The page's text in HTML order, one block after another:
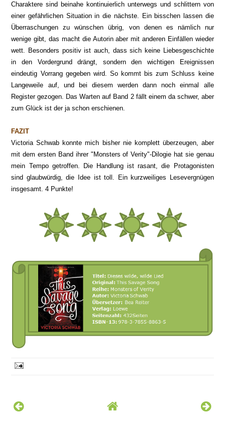
Charaktere sind beinahe kontinuierlich unterwegs und schlittern von
einer gefährlichen Situation in die nächste. Ein bisschen lassen die
Überraschungen zu wünschen übrig, von denen es nämlich nur
wenige gibt, das macht die Autorin aber mit anderen Einfällen wieder
wett. Besonders positiv ist auch, dass sich keine Liebesgeschichte
in den Vordergrund drängt, sondern den wichtigen Ereignissen
eindeutig Vorrang gegeben wird. So kommt bis zum Schluss keine
Langeweile auf, und bei diesem werden dann noch einmal alle
Register gezogen. Das Warten auf Band 2 fällt einem da schwer, aber
zum Glück ist der ja schon erschienen.
FAZIT
Victoria Schwab konnte mich bisher nie komplett überzeugen, aber
mit dem ersten Band ihrer "Monsters of Verity"-Dilogie hat sie genau
mein Tempo getroffen. Die Handlung ist rasant, die Protagonisten
sind glaubwürdig, die Idee ist toll. Ein kurzweiliges Lesevergnügen
insgesamt. 4 Punkte!